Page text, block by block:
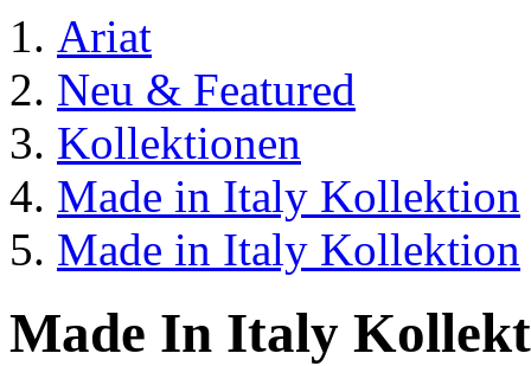
Ariat
Neu & Featured
Kollektionen
Made in Italy Kollektion
Made in Italy Kollektion
Made In Italy